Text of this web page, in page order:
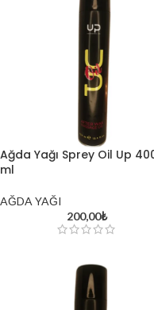
Ağda Yağı Sprey Oil Up
ml
AĞDA YAĞI
200,00₺